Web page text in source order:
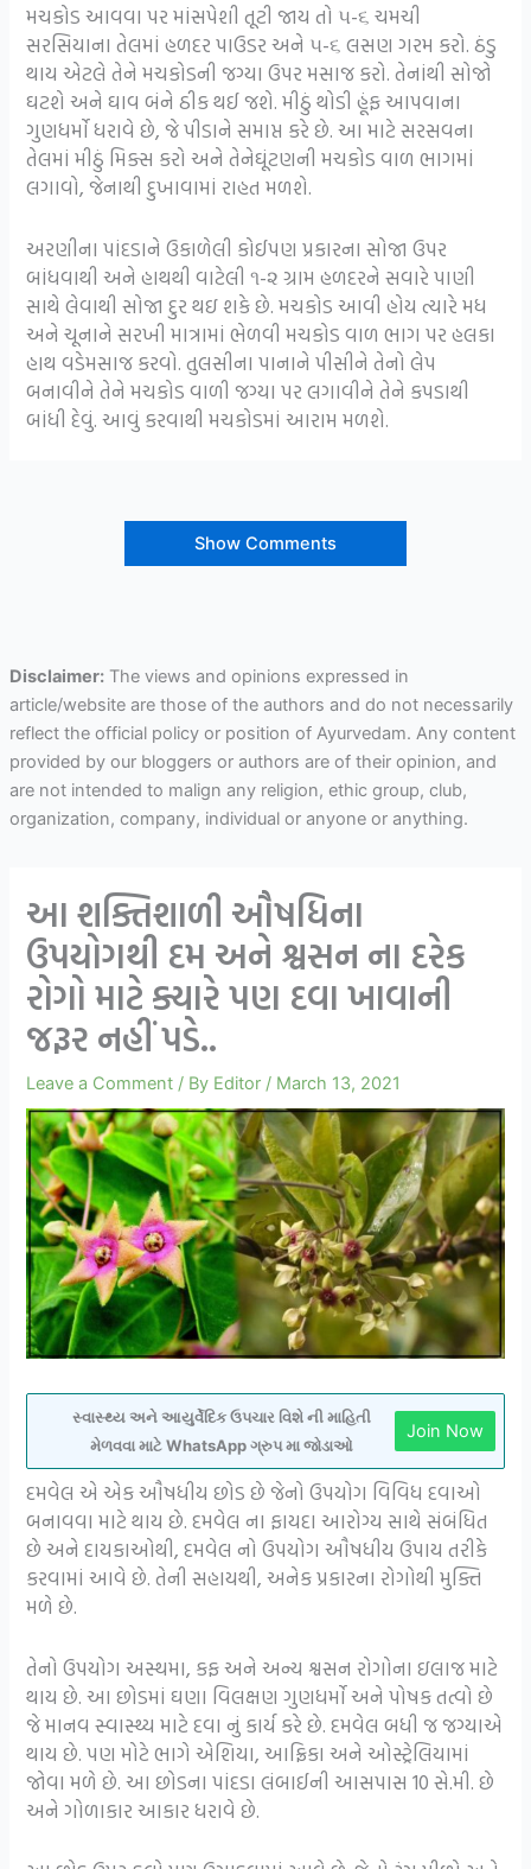
મચકોડ આવવા પર માંસપેશી તૂટી જાય તો ૫-૬ ચમચી
સરસિયાના તેલમાં હળદર પાઉડર અને ૫-૬ લસણ ગરમ કરો. ઠંડુ
થાય એટલે તેને મચકોડની જગ્યા ઉપર મસાજ કરો. તેનાંથી સોજો
ઘટશે અને ઘાવ બંને ઠીક થઈ જશે. મીઠું થોડી હૂંફ આપવાના
ગુણધર્મો ધરાવે છે, જે પીડાને સમાપ્ત કરે છે. આ માટે સરસવના
તેલમાં મીઠું મિક્સ કરો અને તેનેઘૂંટણની મચકોડ વાળ ભાગમાં
લગાવો, જેનાથી દુખાવામાં રાહત મળશે.
અરણીના પાંદડાને ઉકાળેલી કોઈપણ પ્રકારના સોજા ઉપર
બાંધવાથી અને હાથથી વાટેલી ૧-૨ ગ્રામ હળદરને સવારે પાણી
સાથે લેવાથી સોજા દુર થઇ શકે છે. મચકોડ આવી હોય ત્યારે મધ
અને ચૂનાને સરખી માત્રામાં ભેળવી મચકોડ વાળ ભાગ પર હલકા
હાથ વડેમસાજ કરવો. તુલસીના પાનાને પીસીને તેનો લેપ
બનાવીને તેને મચકોડ વાળી જગ્યા પર લગાવીને તેને કપડાથી
બાંધી દેવું. આવું કરવાથી મચકોડમાં આરામ મળશે.
Show Comments
Disclaimer:The views and opinions expressed in
article/website are those of the authors and do not necessarily
reflect the official policy or position of Ayurvedam. Any content
provided by our bloggers or authors are of their opinion, and
are not intended to malign any religion, ethic group, club,
organization, company, individual or anyone or anything.
આ શક્તિશાળી ઔષધિના
ઉપયોગથી દમ અને શ્વસન ના દરેક
રોગો માટે ક્યારે પણ દવા ખાવાની
જરૂર નહીં પડે..
Leave a Comment / By Editor / March 13, 2021
સ્વાસ્થ્ય અને આયુર્વેદિક ઉપચાર વિશે ની માહિતી
મેળવવા માટે WhatsApp ગ્રુપ મા જોડાઓ
Join Now
દમવેલ એ એક ઔષધીય છોડ છે જેનો ઉપયોગ વિવિધ દવાઓ
બનાવવા માટે થાય છે. દમવેલ ના ફાયદા આરોગ્ય સાથે સંબંધિત
છે અને દાયકાઓથી, દમવેલ નો ઉપયોગ ઔષધીય ઉપાય તરીકે
કરવામાં આવે છે. તેની સહાયથી, અનેક પ્રકારના રોગોથી મુક્તિ
મળે છે.
તેનો ઉપયોગ અસ્થમા, કફ અને અન્ય શ્વસન રોગોના ઇલાજ માટે
થાય છે. આ છોડમાં ઘણા વિલક્ષણ ગુણધર્મો અને પોષક તત્વો છે
જે માનવ સ્વાસ્થ્ય માટે દવા નું કાર્ય કરે છે. દમવેલ બધી જ જગ્યાએ
થાય છે. પણ મોટે ભાગે એશિયા, આફ્રિકા અને ઓસ્ટ્રેલિયામાં
જોવા મળે છે. આ છોડના પાંદડા લંબાઈની આસપાસ 10 સે.મી. છે
અને ગોળાકાર આકાર ધરાવે છે.